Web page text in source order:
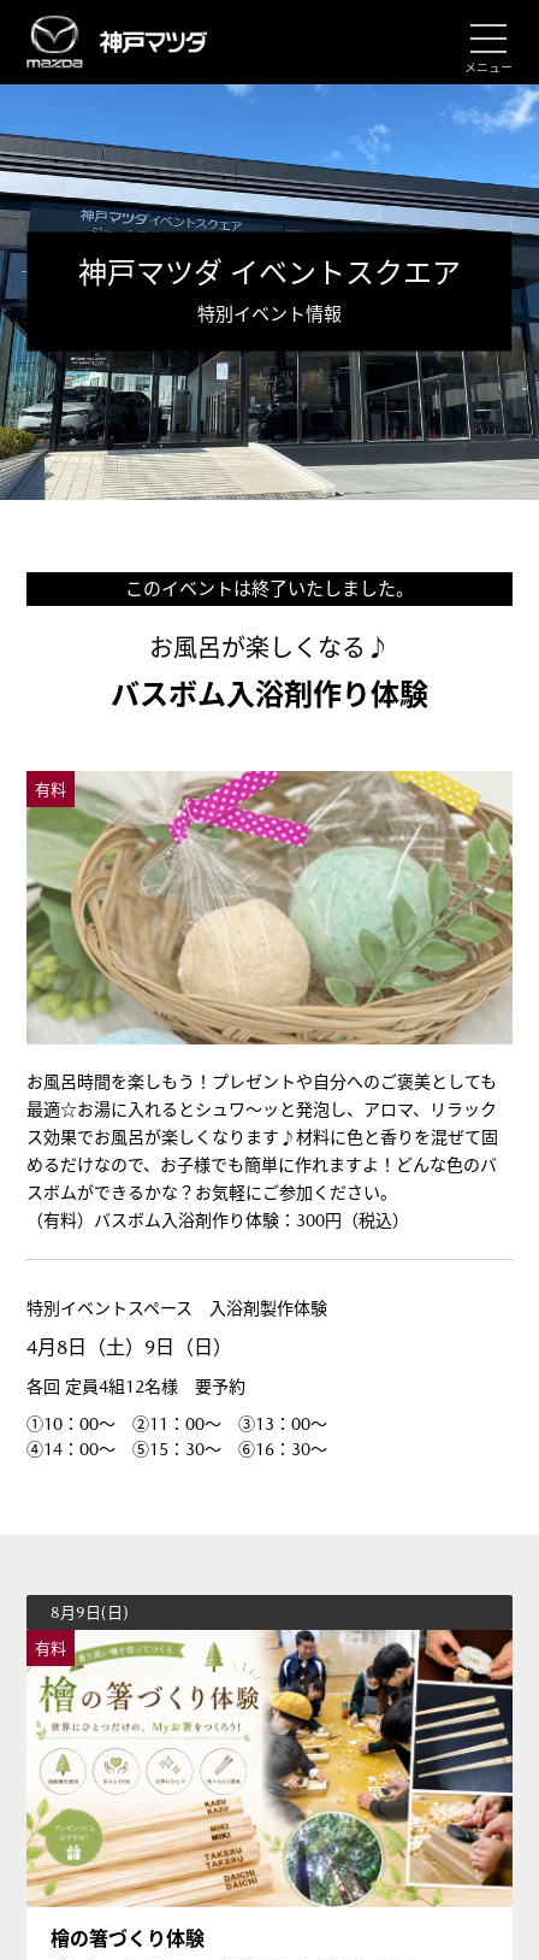
メニュー
神戸マツダ イベントスクエア
特別イベント情報
このイベントは終了いたしました。
お風呂が楽しくなる♪
バスボム入浴剤作り体験
有料
お風呂時間を楽しもう！プレゼントや自分へのご褒美としても
最適☆お湯に入れるとシュワ～ッと発泡し、アロマ、リラック
ス効果でお風呂が楽しくなります♪材料に色と香りを混ぜて固
めるだけなので、お子様でも簡単に作れますよ！どんな色のバ
スボムができるかな？お気軽にご参加ください。
（有料）バスボム入浴剤作り体験：300円（税込）
特別イベントスペース 入浴剤製作体験
4月8日（土）9日（日）
各回 定員4組12名様 要予約
①10：00～ ②11：00～ ③13：00～
④14：00～ ⑤15：30～ ⑥16：30～
8月9日(日)
有料
檜の箸づくり体験